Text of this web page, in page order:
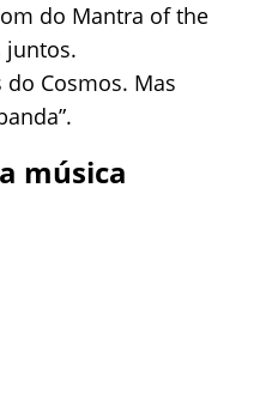
do Mantra of the
juntos.
do Cosmos. Mas
música